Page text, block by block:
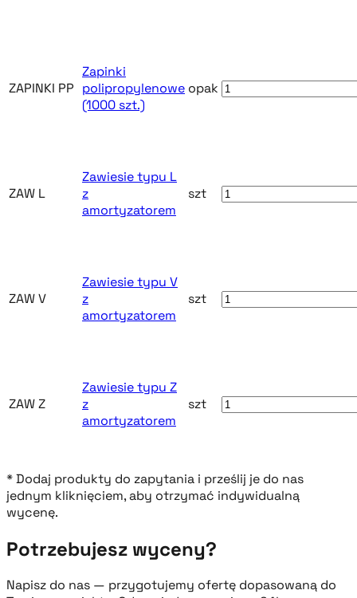
ZAPINKI PP
Zapinki
polipropylenowe
(1000 szt.)
opak
ZAW L
Zawiesie typu L
z
amortyzatorem
szt
ZAW V
Zawiesie typu V
z
amortyzatorem
szt
ZAW Z
Zawiesie typu Z
z
amortyzatorem
szt
* Dodaj produkty do zapytania i prześlij je do nas
jednym kliknięciem, aby otrzymać indywidualną
wycenę.
Potrzebujesz wyceny?
Napisz do nas — przygotujemy ofertę dopasowaną do